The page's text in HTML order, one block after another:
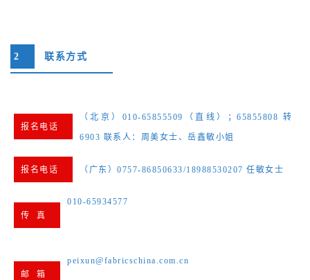
2 联系方式
报名电话
（北京）010-65855509（直线）；65855808 转
6903 联系人：周美女士、岳鑫敏小姐
报名电话 （广东）0757-86850633/18988530207 任敏女士
传 真
010-65934577
邮 箱
peixun@fabricschina.com.cn